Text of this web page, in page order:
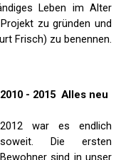
Leben im Alter
zu gründen und
Frisch) zu benennen.
2010 - 2015 Alles neu
2012 war es endlich
soweit. Die ersten
Bewohner sind in unser